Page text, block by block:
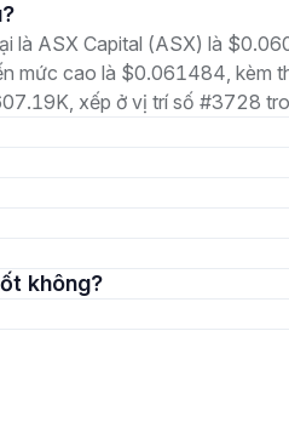
là ASX Capital (ASX) là
mức cao là $0.061484, kèm
xếp ở vị trí số #3728
không?